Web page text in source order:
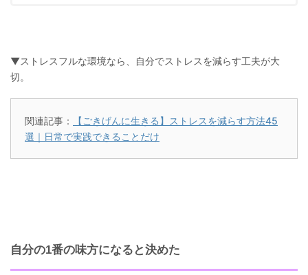
▼ストレスフルな環境なら、自分でストレスを減らす工夫が大
切。
関連記事：
【ごきげんに生きる】ストレスを減らす方法45
選｜日常で実践できることだけ
自分の1番の味方になると決めた